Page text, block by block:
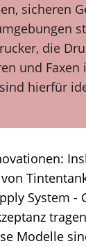
sicheren
die
und Faxen
hierfür
System -
Modelle